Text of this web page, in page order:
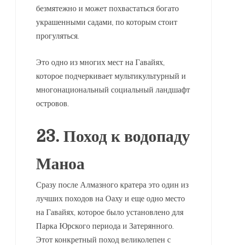
безмятежно и может похвастаться богато
украшенными садами, по которым стоит
прогуляться.
Это одно из многих мест на Гавайях,
которое подчеркивает мультикультурный и
многонациональный социальный ландшафт
островов.
23. Поход к водопаду
Маноа
Сразу после Алмазного кратера это один из
лучших походов на Оаху и еще одно место
на Гавайях, которое было установлено для
Парка Юрского периода и Затерянного.
Этот конкретный поход великолепен с